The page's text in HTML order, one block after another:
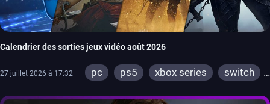
Calendrier des sorties jeux vidéo août 2026
27 juillet 2026 à 17:32 pc ps5 xbox series
switch